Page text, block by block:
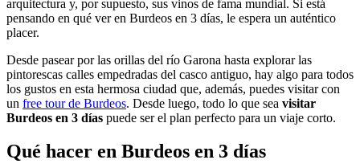
arquitectura y, por supuesto, sus vinos de fama mundial. Si está
pensando en qué ver en Burdeos en 3 días, le espera un auténtico
placer.
Desde pasear por las orillas del río Garona hasta explorar las
pintorescas calles empedradas del casco antiguo, hay algo para todos
los gustos en esta hermosa ciudad que, además, puedes visitar con
un free tour de Burdeos. Desde luego, todo lo que sea visitar
Burdeos en 3 días puede ser el plan perfecto para un viaje corto.
Qué hacer en Burdeos en 3 días